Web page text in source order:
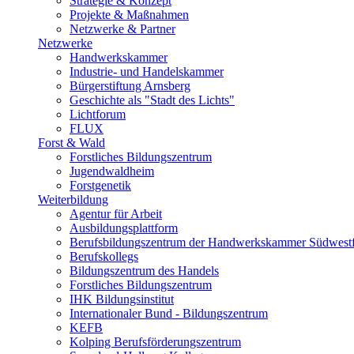
Projekte & Maßnahmen
Netzwerke & Partner
Netzwerke
Handwerkskammer
Industrie- und Handelskammer
Bürgerstiftung Arnsberg
Geschichte als "Stadt des Lichts"
Lichtforum
FLUX
Forst & Wald
Forstliches Bildungszentrum
Jugendwaldheim
Forstgenetik
Weiterbildung
Agentur für Arbeit
Ausbildungsplattform
Berufsbildungszentrum der Handwerkskammer
Berufskollegs
Bildungszentrum des Handels
Forstliches Bildungszentrum
IHK Bildungsinstitut
Internationaler Bund - Bildungszentrum
KEFB
Kolping Berufsförderungszentrum